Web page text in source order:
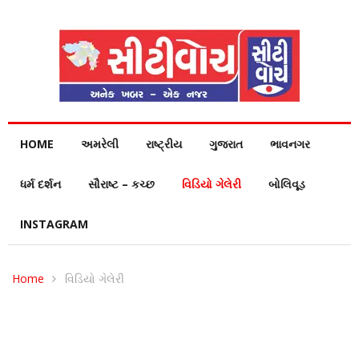
HOME અમરેલી રાષ્ટ્રીય ગુજરાત ભાવનગર
ધર્મ દર્શન સૌરાષ્ટ – કચ્છ વિડિયો ગેલેરી બોલિવૂડ
INSTAGRAM
Home વિડિયો ગેલેરી